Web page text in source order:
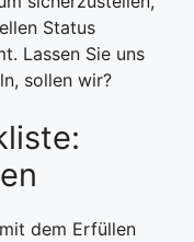
Status
Lassen Sie uns
sollen wir?
dem Erfüllen